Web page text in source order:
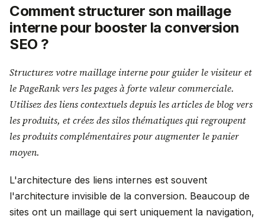
Comment structurer son maillage
interne pour booster la conversion
SEO ?
Structurez votre maillage interne pour guider le visiteur et
le PageRank vers les pages à forte valeur commerciale.
Utilisez des liens contextuels depuis les articles de blog vers
les produits, et créez des silos thématiques qui regroupent
les produits complémentaires pour augmenter le panier
moyen.
L'architecture des liens internes est souvent
l'architecture invisible de la conversion. Beaucoup de
sites ont un maillage qui sert uniquement la navigation,